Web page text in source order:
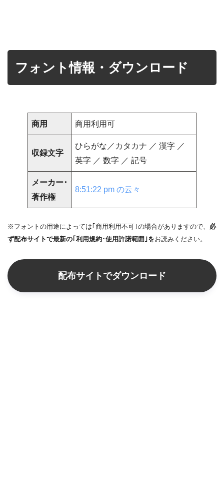
フォント情報・ダウンロード
商用 商用利用可
収録文字
ひらがな／カタカナ ／ 漢字 ／
英字 ／ 数字 ／ 記号
メーカー･
著作権
8:51:22 pm の云々
※フォントの用途によっては｢商用利用不可｣の場合がありますので、 必
ず配布サイトで最新の｢利用規約･使用許諾範囲｣をお読みください。
配布サイトでダウンロード